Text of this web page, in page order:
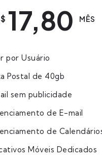
17,80 MÊS
por Usuário
Postal de 40gb
sem publicidade
de E-mail
de
Móveis Dedicados